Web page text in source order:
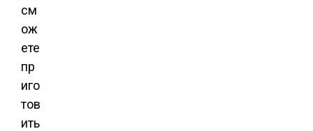
см
ож
ете
пр
иго
тов
ить